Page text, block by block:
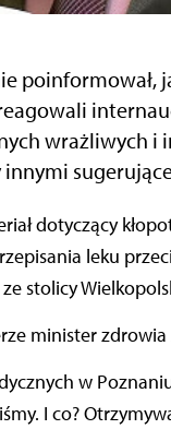
poinformował,
wrażliwych i
leku
stolicy
minister
w
I co?